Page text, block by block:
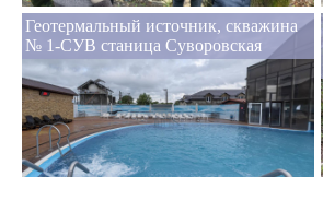
Геотермальный источник, скважина
№ 1-СУВ станица Суворовская